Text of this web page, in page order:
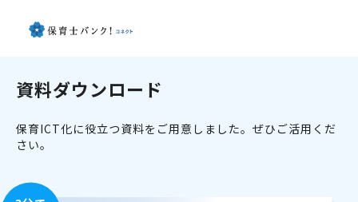
資料ダウンロード
保育ICT化に役立つ資料をご用意しました。ぜひご活用くだ
さい。